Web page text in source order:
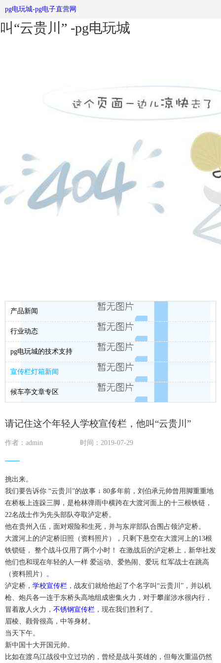
请记住这个年轻人学校宣传栏，他
叫“云贵川” -pg电玩城
pg电玩城-pg电子直营网
产品新闻
行业动态
pg电玩城的技术支持
宣传栏灯箱新闻
候车亭文章专区
请记住这个年轻人学校宣传栏，他叫“云贵川”
作者：admin 时间：2019-07-29
挑出来。
我们要告诉你 “云贵川”的故事 ↓ 80多年前，刘伯承元帅曾用脚重重地
在桥板上连跺三脚，是枪林弹雨中横跨在大渡河面上的十三根铁链，
22名战士作为先头部队夺取泸定桥。
他在贵州入伍，面对艰险和生死，并与东岸部队合围占领泸定桥。
大渡河上的泸定桥旧照（资料照片），只剩下悬空在大渡河上的13根
铁锁链， 整个战斗仅用了两个小时！ 在激战后的泸定桥上，新华社发
他们也和现在年轻的人一样 爱运动、爱热闹、爱玩 红军战士在跳高
（资料照片）。
泸定桥， 学校宣传栏 ，战友们就给他起了个名字叫“云贵川”，并以机
枪、炮兵各一连于东桥头高地组成密集火力，对于攀崖涉水很内行，
冒着敌人火力， 不锈钢宣传栏 ，现在我们胜利了。
眉棱、颧骨很高，中等身材。
当天下午。
新中国十大开国元帅。
比如在渡乌江战役中立过功的，曾经是战斗英雄的，但每次重温仍然